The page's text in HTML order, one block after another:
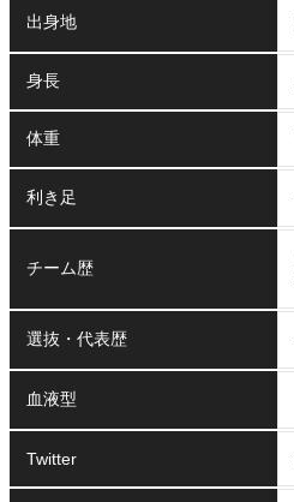
出身地
身長
体重
利き足
チーム歴
選抜・代表歴
血液型
Twitter